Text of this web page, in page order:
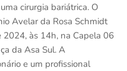
cirurgia bariátrica. O
Avelar da Rosa Schmidt
às 14h, na Capela 06
da Asa Sul. A
e um profissional